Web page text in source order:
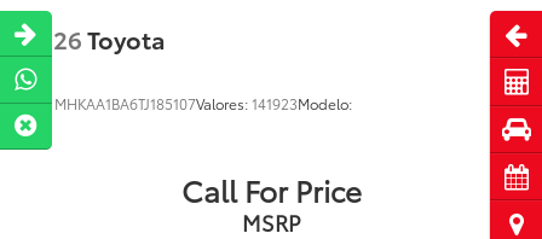
2026Toyota
VIN:MHKAA1BA6TJ185107Valores:141923Modelo:
Call For Price
MSRP